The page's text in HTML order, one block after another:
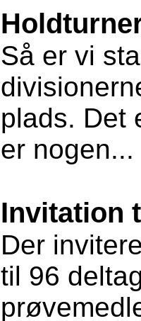
Så er vi
plads. Det
er nogen...
Invitation
Der
til 96